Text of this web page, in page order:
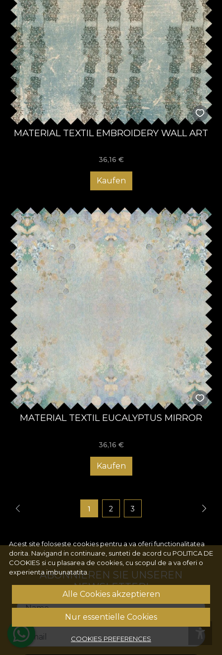
MATERIAL TEXTIL EMBROIDERY WALL ART
36,16 €
Kaufen
MATERIAL TEXTIL EUCALYPTUS MIRROR
36,16 €
Kaufen
1 2 3
Acest site foloseste cookies pentru a va oferi functionalitatea
dorita. Navigand in continuare, sunteti de acord cu POLITICA DE
COOKIES si cu plasarea de cookies, cu scopul de a va oferi o
experienta imbunatatita.
Alle Cookies akzeptieren
Nur essentielle Cookies
COOKIES PREFERENCES
ABONNIEREN SIE UNSEREN
NEWSLETTER!
Name
Email